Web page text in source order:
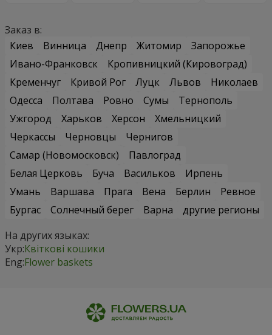
Заказ в:
Киев
Винница Днепр Житомир
Запорожье
Ивано-Франковск
Кропивницкий (Кировоград)
Кременчуг
Кривой Рог Луцк Львов
Николаев
Одесса
Полтава Ровно Сумы
Тернополь
Ужгород
Харьков Херсон
Хмельницкий
Черкассы
Черновцы
Чернигов
Самар (Новомосковск)
Павлоград
Белая Церковь
Буча Васильков
Ирпень
Умань
Варшава Прага Вена Берлин
Ревное
Бургас
Солнечный берег Варна
другие регионы
На других языках:
Укр:Квіткові кошики
Eng:Flower baskets